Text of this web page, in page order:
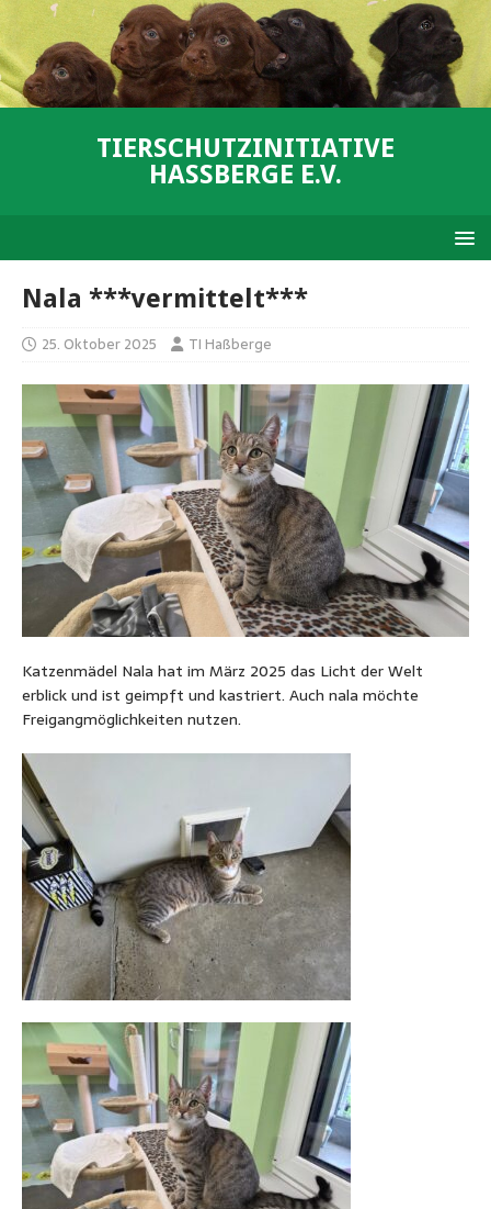
TIERSCHUTZINITIATIVE
HASSBERGE E.V.
Nala ***vermittelt***
25. Oktober 2025 TI Haßberge
Katzenmädel Nala hat im März 2025 das Licht der Welt
erblick und ist geimpft und kastriert. Auch nala möchte
Freigangmöglichkeiten nutzen.